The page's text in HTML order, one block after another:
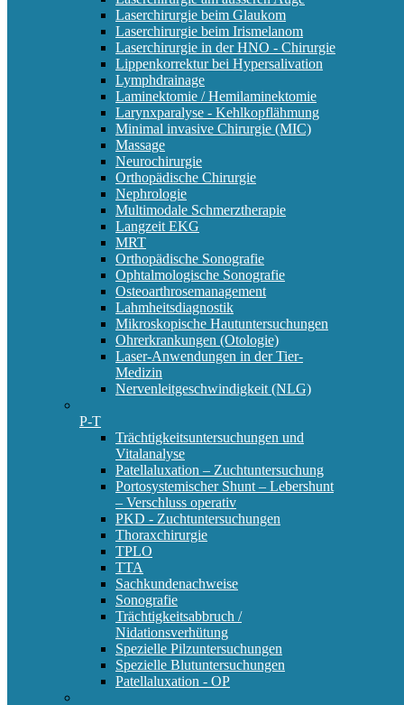
Laserchirurgie beim Glaukom
Laserchirurgie beim Irismelanom
Laserchirurgie in der HNO - Chirurgie
Lippenkorrektur bei Hypersalivation
Lymphdrainage
Laminektomie / Hemilaminektomie
Larynxparalyse - Kehlkopflähmung
Minimal invasive Chirurgie (MIC)
Massage
Neurochirurgie
Orthopädische Chirurgie
Nephrologie
Multimodale Schmerztherapie
Langzeit EKG
MRT
Orthopädische Sonografie
Ophtalmologische Sonografie
Osteoarthrosemanagement
Lahmheitsdiagnostik
Mikroskopische Hautuntersuchungen
Ohrerkrankungen (Otologie)
Laser-Anwendungen in der Tier-
Medizin
Nervenleitgeschwindigkeit (NLG)
P-T
Trächtigkeitsuntersuchungen und
Vitalanalyse
Patellaluxation – Zuchtuntersuchung
Portosystemischer Shunt – Lebershunt
– Verschluss operativ
PKD - Zuchtuntersuchungen
Thoraxchirurgie
TPLO
TTA
Sachkundenachweise
Sonografie
Trächtigkeitsabbruch /
Nidationsverhütung
Spezielle Pilzuntersuchungen
Spezielle Blutuntersuchungen
Patellaluxation - OP